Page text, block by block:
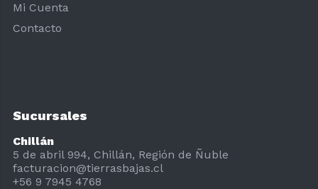
Sucursales
Chillán
5 de abril 994, Chillán, Región de Ñuble
facturacion@tierrasbajas.cl
+56 9 7945 4768
Mi Cuenta
Contacto